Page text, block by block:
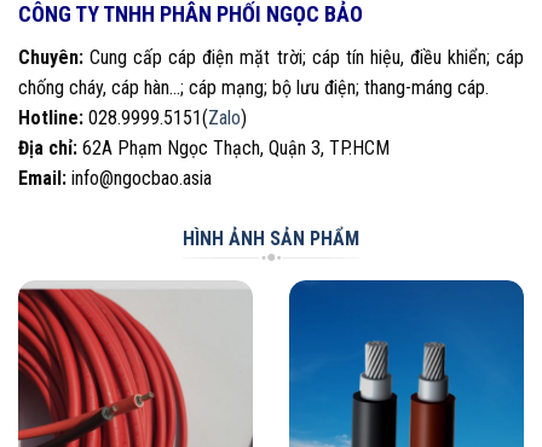
CÔNG TY TNHH PHÂN PHỐI NGỌC BẢO
Chuyên: Cung cấp cáp điện mặt trời; cáp tín hiệu, điều khiển; cáp
chống cháy, cáp hàn…; cáp mạng; bộ lưu điện; thang-máng cáp.
Hotline: 028.9999.5151(Zalo)
Địa chỉ: 62A Phạm Ngọc Thạch, Quận 3, TP.HCM
Email: info@ngocbao.asia
HÌNH ẢNH SẢN PHẨM